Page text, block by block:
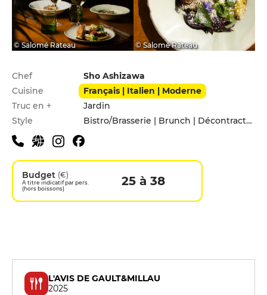
© Salomé Rateau © Salomé Rateau
Infos pratiques
Chef
Sho Ashizawa
Cuisine
Français | Italien | Moderne
Truc en +
Jardin
Style
Bistro/Brasserie | Brunch | Décontracté | En famille | Entre amis
Budget (€)
A titre indicatif par pers.
(hors boissons)
25 à 38
L'AVIS DE GAULT&MILLAU
2025